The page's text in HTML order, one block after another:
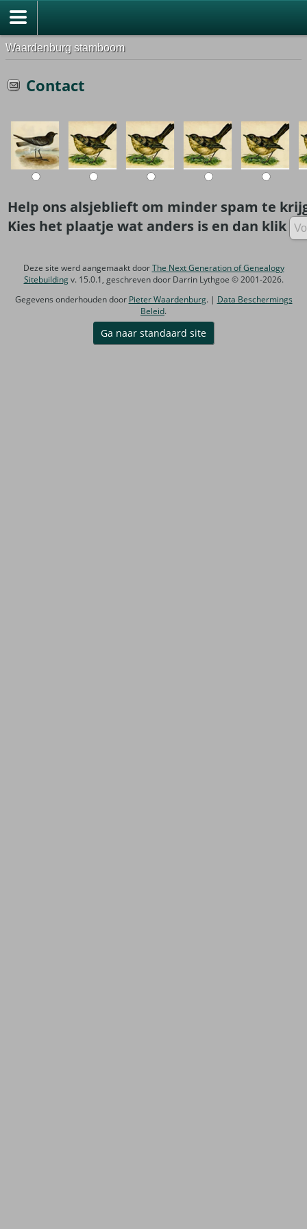
Waardenburg stamboom
Contact
Help ons alsjeblieft om minder spam te
Kies het plaatje wat anders is en dan klik
Deze site werd aangemaakt doorThe Next Generation of Genealogy
Sitebuildingv. 15.0.1, geschreven door Darrin Lythgoe © 2001-2026.
Gegevens onderhouden door Pieter Waardenburg. | Data Beschermings
Beleid.
Ga naar standaard site